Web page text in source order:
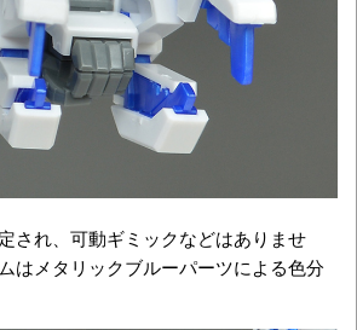
され、可動ギミックなどはありませ
はメタリックブルーパーツによる色分